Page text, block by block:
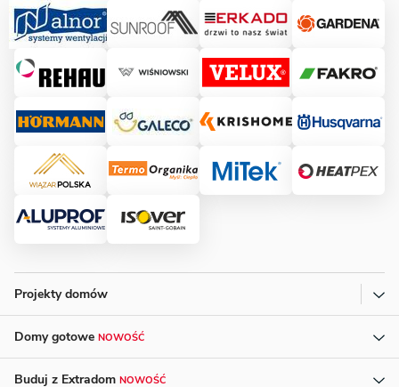
Projekty domów
Domy gotowe NOWOŚĆ
Buduj z Extradom NOWOŚĆ